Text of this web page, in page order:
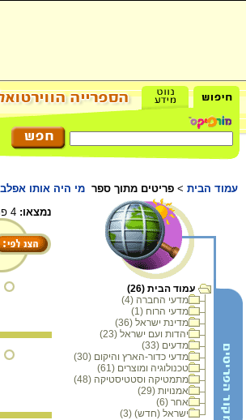
עמוד הבית > פריטים מתוך ספר מי היה אותו
עמוד הבית (26)
מדעי החברה (4)
מדעי הרוח (1)
מדינת ישראל (36)
יהדות ועם ישראל (23)
מדעים (33)
מדעי כדור-הארץ והיקום (30)
טכנולוגיה ומוצרים (61)
מתמטיקה וסטטיסטיקה (48)
אמנויות (29)
אחר (6)
ישראל (חדש) (3)
נמצאו: